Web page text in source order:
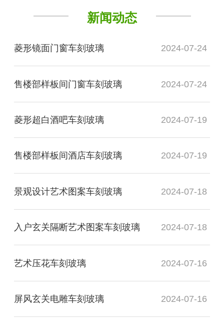
新闻动态
菱形镜面门窗车刻玻璃 2024-07-24
售楼部样板间门窗车刻玻璃 2024-07-24
菱形超白酒吧车刻玻璃 2024-07-19
售楼部样板间酒店车刻玻璃 2024-07-19
景观设计艺术图案车刻玻璃 2024-07-18
入户玄关隔断艺术图案车刻玻璃 2024-07-18
艺术压花车刻玻璃 2024-07-16
屏风玄关电雕车刻玻璃 2024-07-16